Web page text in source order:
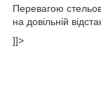
Перевагою
на довільній
]]>